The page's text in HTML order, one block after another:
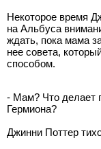
Некоторое время
на Альбуса
ждать, пока мама
нее совета,
способом.
- Мам? Что делает
Гермиона?
Джинни Поттер